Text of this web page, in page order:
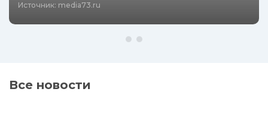
Источник: media73.ru
Все новости